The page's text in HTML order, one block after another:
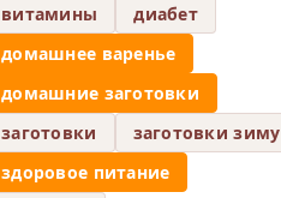
витамины
диабет
домашнее варенье
домашние заготовки
заготовки
заготовки зиму
здоровое питание